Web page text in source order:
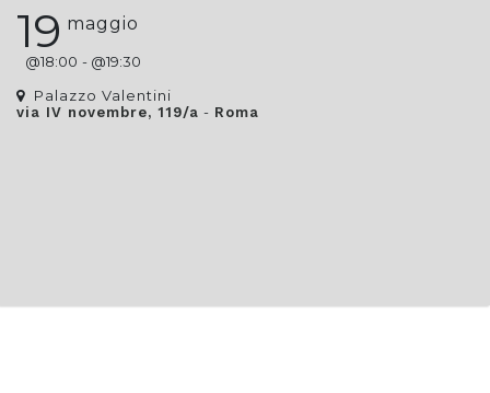
19 maggio
@18:00 - @19:30
Palazzo Valentini
via IV novembre, 119/a - Roma